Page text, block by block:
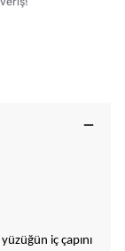
iç çapını